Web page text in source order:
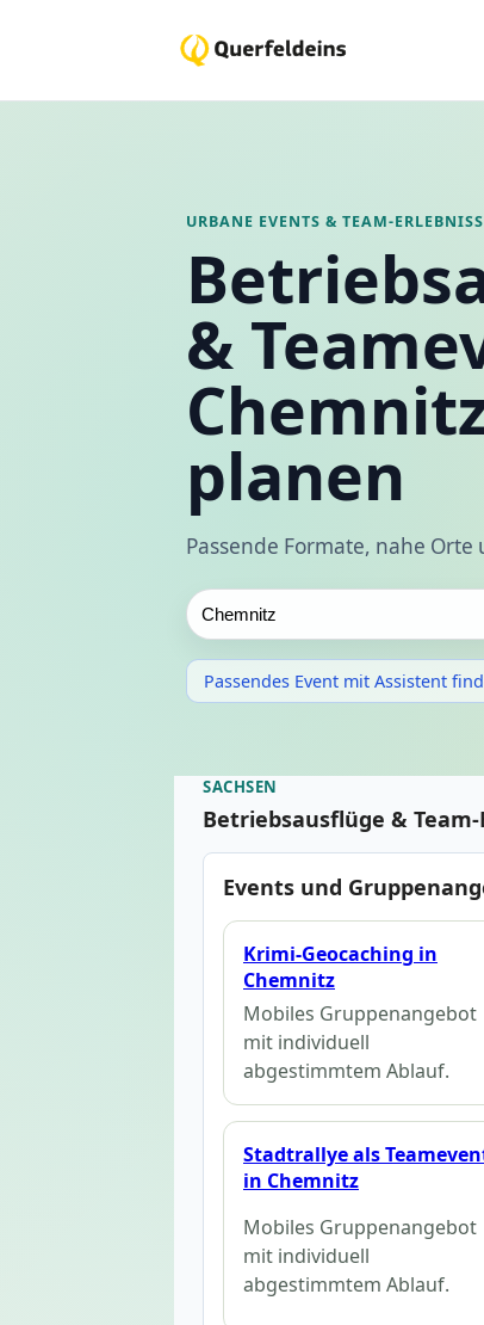
URBANE EVENTS & TEAM-
&
planen
Passende Formate, nahe
Passendes Event mit Assistent
SACHSEN
Betriebsausflüge &
Events und
Krimi-Geocaching in
Chemnitz
Mobiles Gruppenangebot
mit individuell
abgestimmtem Ablauf.
Stadtrallye als
in Chemnitz
Mobiles Gruppenangebot
mit individuell
abgestimmtem Ablauf.